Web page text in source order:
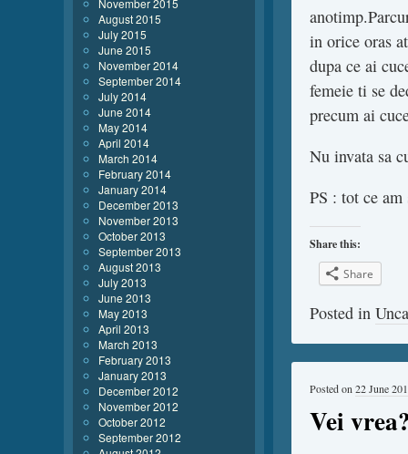
in orice oras
dupa ce ai
femeie ti se
precum ai
Nu invata sa
PS : tot ce
Share this:
Share
Posted in
Vei
Posted on 22 June
November 2015
August 2015
July 2015
June 2015
November 2014
September 2014
July 2014
June 2014
May 2014
April 2014
March 2014
February 2014
January 2014
December 2013
November 2013
October 2013
September 2013
August 2013
July 2013
June 2013
May 2013
April 2013
March 2013
February 2013
January 2013
December 2012
November 2012
October 2012
September 2012